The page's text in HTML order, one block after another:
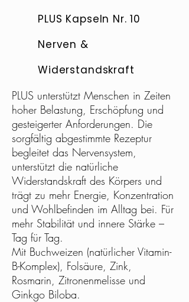
PLUS Kapseln Nr. 10
Nerven &
Widerstandskraft
PLUS unterstützt Menschen in Zeiten
hoher Belastung, Erschöpfung und
gesteigerter Anforderungen. Die
sorgfältig abgestimmte Rezeptur
begleitet das Nervensystem,
unterstützt die natürliche
Widerstandskraft des Körpers und
trägt zu mehr Energie, Konzentration
und Wohlbefinden im Alltag bei. Für
mehr Stabilität und innere Stärke –
Tag für Tag.
Mit Buchweizen (natürlicher Vitamin-
B-Komplex), Folsäure, Zink,
Rosmarin, Zitronenmelisse und
Ginkgo Biloba.